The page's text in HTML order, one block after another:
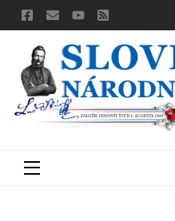
Skip
to
content
Menu